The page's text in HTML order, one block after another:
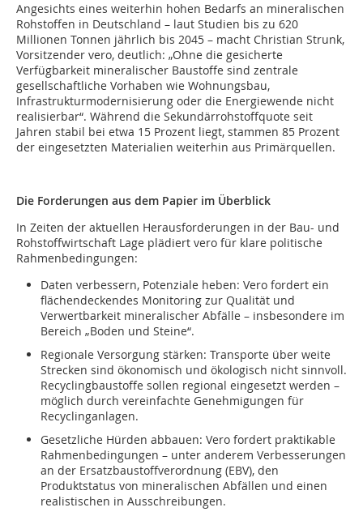
Angesichts eines weiterhin hohen Bedarfs an mineralischen
Rohstoffen in Deutschland – laut Studien bis zu 620
Millionen Tonnen jährlich bis 2045 – macht Christian Strunk,
Vorsitzender vero, deutlich: „Ohne die gesicherte
Verfügbarkeit mineralischer Baustoffe sind zentrale
gesellschaftliche Vorhaben wie Wohnungsbau,
Infrastrukturmodernisierung oder die Energiewende nicht
realisierbar“. Während die Sekundärrohstoffquote seit
Jahren stabil bei etwa 15 Prozent liegt, stammen 85 Prozent
der eingesetzten Materialien weiterhin aus Primärquellen.
Die Forderungen aus dem Papier im Überblick
In Zeiten der aktuellen Herausforderungen in der Bau- und
Rohstoffwirtschaft Lage plädiert vero für klare politische
Rahmenbedingungen:
Daten verbessern, Potenziale heben: Vero fordert ein
flächendeckendes Monitoring zur Qualität und
Verwertbarkeit mineralischer Abfälle – insbesondere im
Bereich „Boden und Steine“.
Regionale Versorgung stärken: Transporte über weite
Strecken sind ökonomisch und ökologisch nicht sinnvoll.
Recyclingbaustoffe sollen regional eingesetzt werden –
möglich durch vereinfachte Genehmigungen für
Recyclinganlagen.
Gesetzliche Hürden abbauen: Vero fordert praktikable
Rahmenbedingungen – unter anderem Verbesserungen
an der Ersatzbaustoffverordnung (EBV), den
Produktstatus von mineralischen Abfällen und einen
realistischen in Ausschreibungen.